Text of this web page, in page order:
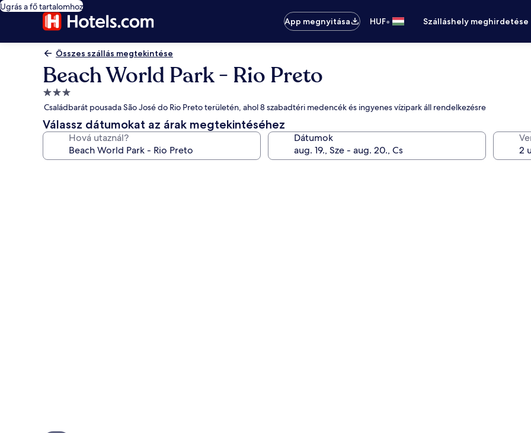
Ugrás a fő tartalomhoz
App megnyitása
HUF• Szálláshely meghirdetése
Összes szállás megtekintése
Beach World Park - Rio Preto
3.0
csillagos
szálláshely
Családbarát pousada São José do Rio Preto területén, ahol 8 szabadtéri medencék és ingyenes vízipark áll rendelkezésre
Válassz dátumokat az árak megtekintéséhez
Hová utaznál? Dátumok